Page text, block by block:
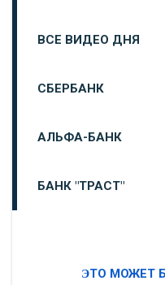
ВСЕ ВИДЕО ДНЯ
СБЕРБАНК
АЛЬФА-БАНК
БАНК "ТРАСТ"
ЭТО МОЖЕТ